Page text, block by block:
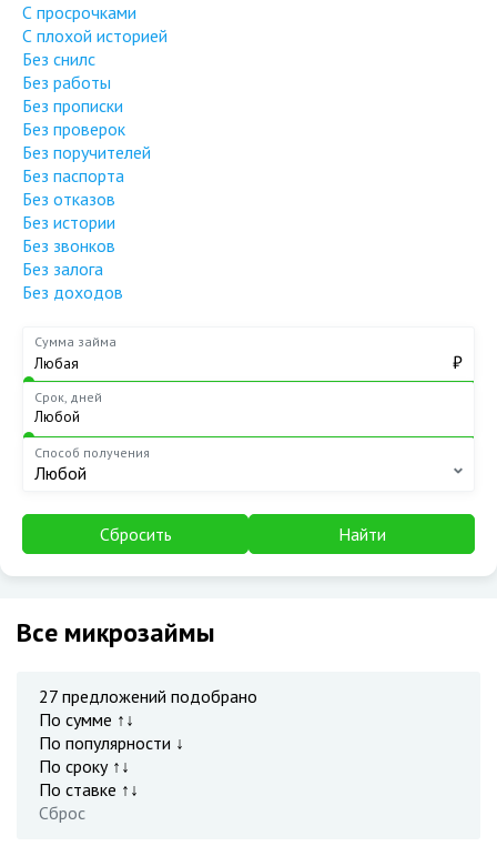
С просрочками
С плохой историей
Без снилс
Без работы
Без прописки
Без проверок
Без поручителей
Без паспорта
Без отказов
Без истории
Без звонков
Без залога
Без доходов
Сумма займа
₽
Срок, дней
Способ получения
Любой
Сбросить Найти
Все микрозаймы
27 предложений подобрано
По сумме ↑↓
По популярности ↓
По сроку ↑↓
По ставке ↑↓
Сброс